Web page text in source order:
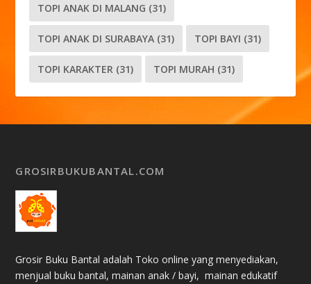
TOPI ANAK DI MALANG (31)
TOPI ANAK DI SURABAYA (31) TOPI BAYI (31)
TOPI KARAKTER (31) TOPI MURAH (31)
GROSIRBUKUBANTAL.COM
Grosir Buku Bantal adalah Toko online yang menyediakan,
menjual buku bantal, mainan anak / bayi, mainan edukatif